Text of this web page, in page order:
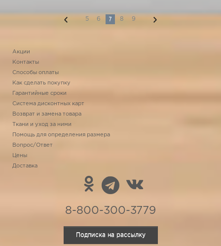
5 6 7 8 9
Акции
Контакты
Способы оплаты
Как сделать покупку
Гарантийные сроки
Система дисконтных карт
Возврат и замена товара
Ткани и уход за ними
Помощь для определения размера
Вопрос/Ответ
Цены
Доставка
8-800-300-3779
Подписка на рассылку